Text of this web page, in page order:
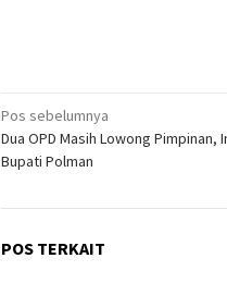
Navigasi
pos
Pos sebelumnya
Dua OPD Masih Lowong Pimpinan,
Bupati Polman
POS TERKAIT